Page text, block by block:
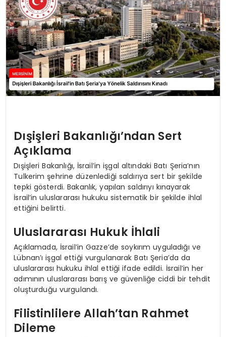
Dışişleri Bakanlığı’ndan Sert
Açıklama
Dışişleri Bakanlığı, İsrail’in işgal altındaki Batı Şeria’nın
Tulkerim şehrine düzenlediği saldırıya sert bir şekilde
tepki gösterdi. Bakanlık, yapılan saldırıyı kınayarak
İsrail’in uluslararası hukuku sistematik bir şekilde ihlal
ettiğini belirtti.
Uluslararası Hukuk İhlali
Açıklamada, İsrail’in Gazze’de soykırım uyguladığı ve
Lübnan’ı işgal ettiği vurgulanarak Batı Şeria’da da
uluslararası hukuku ihlal ettiği ifade edildi. İsrail’in her
adımının uluslararası barış ve güvenliğe ciddi bir tehdit
oluşturduğu vurgulandı.
Filistinlilere Allah’tan Rahmet
Dileme